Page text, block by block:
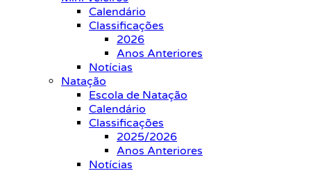
Calendário
Classificações
2026
Anos Anteriores
Notícias
Natação
Escola de Natação
Calendário
Classificações
2025/2026
Anos Anteriores
Notícias